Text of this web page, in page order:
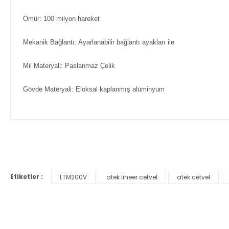
Ömür: 100 milyon hareket
Mekanik Bağlantı: Ayarlanabilir bağlantı ayakları ile
Mil Materyali: Paslanmaz Çelik
Gövde Materyali: Eloksal kaplanmış alüminyum
Ürün resmi kalitesiz, bozuk veya görüntülenemiyor.
Etiketler : LTM200V atek lineer cetvel atek cetvel